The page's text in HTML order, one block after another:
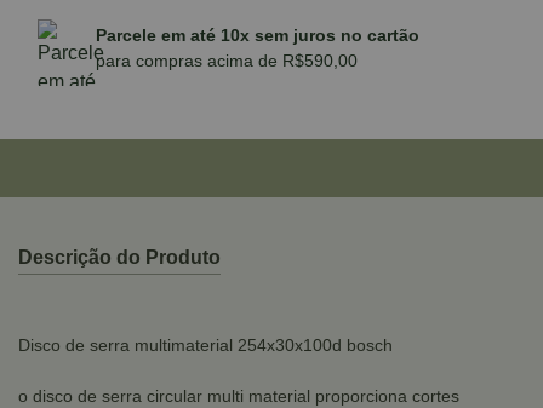
Parcele em até 10x sem juros no cartão
para compras acima de R$590,00
Descrição do Produto
Disco de serra multimaterial 254x30x100d bosch
o disco de serra circular multi material proporciona cortes